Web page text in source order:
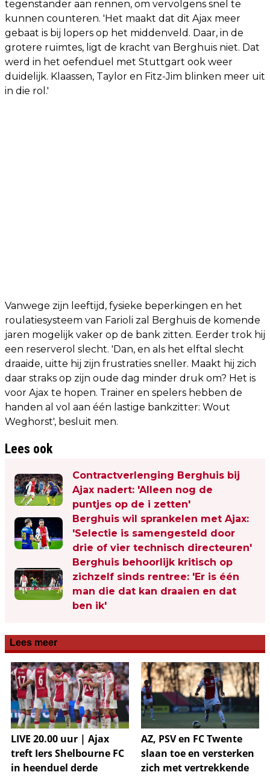
tegenstander aan rennen, om vervolgens snel te
kunnen counteren. 'Het maakt dat dit Ajax meer
gebaat is bij lopers op het middenveld. Daar, in de
grotere ruimtes, ligt de kracht van Berghuis niet. Dat
werd in het oefenduel met Stuttgart ook weer
duidelijk. Klaassen, Taylor en Fitz-Jim blinken meer uit
in die rol.'
Vanwege zijn leeftijd, fysieke beperkingen en het
roulatiesysteem van Farioli zal Berghuis de komende
jaren mogelijk vaker op de bank zitten. Eerder trok hij
een reserverol slecht. 'Dan, en als het elftal slecht
draaide, uitte hij zijn frustraties sneller. Maakt hij zich
daar straks op zijn oude dag minder druk om? Het is
voor Ajax te hopen. Trainer en spelers hebben de
handen al vol aan één lastige bankzitter: Wout
Weghorst', besluit men.
Lees ook
Contractverlenging Berghuis bij
Ajax nadert: 'Alleen nog de
puntjes op de i zetten'
Berghuis wil sprankelen met Ajax:
'Selectie is samengesteld door
drie of vier technisch directeuren'
Berghuis behoorlijk kritisch op
zichzelf sinds rentree: 'Er is één
man die dat kan draaien en dat
ben ik'